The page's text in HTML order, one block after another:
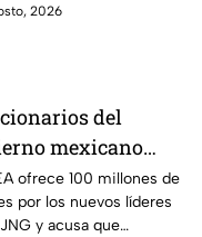
correo masivo
2026
del
mexicano
a cárteles:
ofrece 100 millones de
por los nuevos líderes
y acusa que